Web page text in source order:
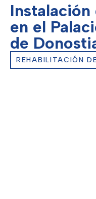
en el
de
REHABILITACIÓN